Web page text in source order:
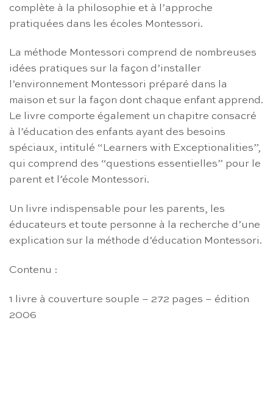
complète à la philosophie et à l’approche
pratiquées dans les écoles Montessori.
La méthode Montessori comprend de nombreuses
idées pratiques sur la façon d’installer
l’environnement Montessori préparé dans la
maison et sur la façon dont chaque enfant apprend.
Le livre comporte également un chapitre consacré
à l’éducation des enfants ayant des besoins
spéciaux, intitulé “Learners with Exceptionalities”,
qui comprend des “questions essentielles” pour le
parent et l’école Montessori.
Un livre indispensable pour les parents, les
éducateurs et toute personne à la recherche d’une
explication sur la méthode d’éducation Montessori.
Contenu :
1 livre à couverture souple – 272 pages – édition
2006